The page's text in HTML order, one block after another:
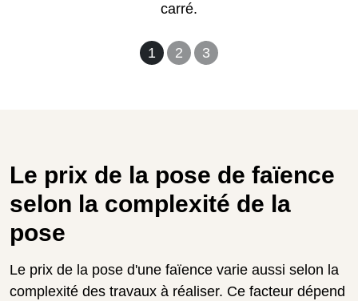
1 2 3
carré.
Le prix de la pose de faïence
selon la complexité de la
pose
Le prix de la pose d'une faïence varie aussi selon la
complexité des travaux à réaliser. Ce facteur dépend